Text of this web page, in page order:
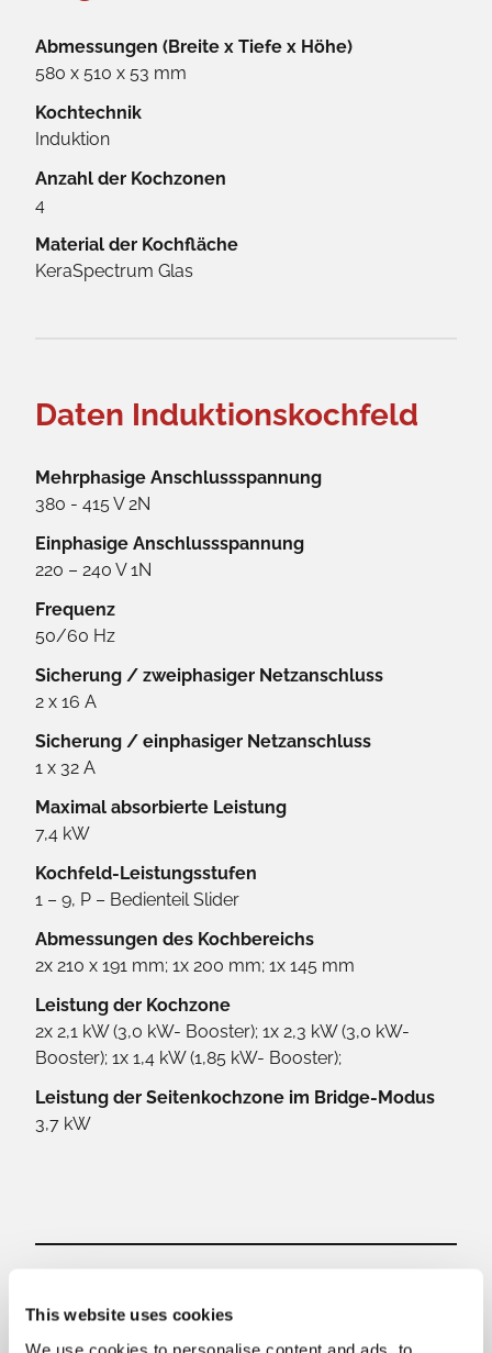
This website uses cookies
We use cookies to personalise content and ads, to
Abmessungen (Breite x Tiefe x Höhe)
580 x 510 x 53 mm
Kochtechnik
Induktion
Anzahl der Kochzonen
4
Material der Kochfläche
KeraSpectrum Glas
Daten Induktionskochfeld
Mehrphasige Anschlussspannung
380 - 415 V 2N
Einphasige Anschlussspannung
220 – 240 V 1N
Frequenz
50/60 Hz
Sicherung / zweiphasiger Netzanschluss
2 x 16 A
Sicherung / einphasiger Netzanschluss
1 x 32 A
Maximal absorbierte Leistung
7,4 kW
Kochfeld-Leistungsstufen
1 – 9, P – Bedienteil Slider
Abmessungen des Kochbereichs
2x 210 x 191 mm; 1x 200 mm; 1x 145 mm
Leistung der Kochzone
2x 2,1 kW (3,0 kW- Booster); 1x 2,3 kW (3,0 kW-
Booster); 1x 1,4 kW (1,85 kW- Booster);
Leistung der Seitenkochzone im Bridge-Modus
3,7 kW